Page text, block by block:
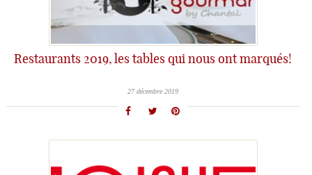
Restaurants 2019, les tables qui nous ont marqués!
27 décembre 2019